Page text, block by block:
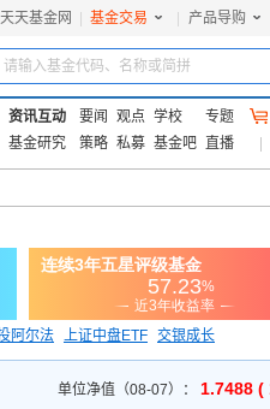
天基金网 基金交易 产品导购
请输入基金代码、名称或简拼
资讯互动 要闻 观点 学校
专题
基金研究
策略 私募 基金吧 直播
阿尔法 上证中盘ETF 交银成长
单位净值（08-07）： 1.7488 (